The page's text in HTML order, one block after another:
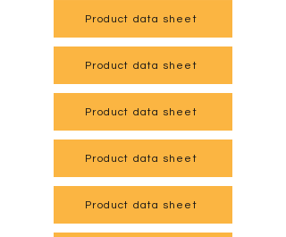
Product data sheet
Product data sheet
Product data sheet
Product data sheet
Product data sheet